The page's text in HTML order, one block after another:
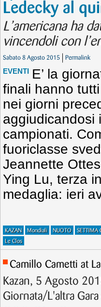
Ledecky al
L’americana ha
vincendoli con
Sabato 8 Agosto 2015 Permalink
EVENTI E’ la
finali hanno
nei giorni
aggiudicandosi
campionati.
fuoriclasse
Jeannette
Ying Lu, terza
medaglia: ieri
KAZAN Mondiali NUOTO SETTIMA
Le Clos
Camillo Cametti at
Kazan, 5 Agosto
Giornata/L'altra